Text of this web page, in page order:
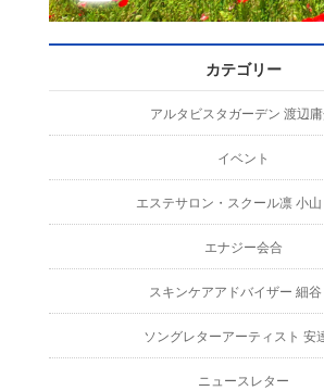
カテゴリー
アルタビスタガーデン 渡辺
イベント
エステサロン・スクール凛 小
エナジー会合
スキンケアアドバイザー 細谷
ソングレターアーティスト 安
ニュースレター